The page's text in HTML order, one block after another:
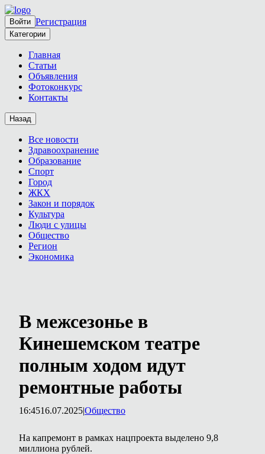
Войти Регистрация
Категории
Главная
Статьи
Объявления
Фотоконкурс
Контакты
Назад
Все новости
Здравоохранение
Образование
Спорт
Город
ЖКХ
Закон и порядок
Культура
Люди с улицы
Общество
Регион
Экономика
В межсезонье в
Кинешемском театре
полным ходом идут
ремонтные работы
16:4516.07.2025|Общество
На капремонт в рамках нацпроекта выделено 9,8
миллиона рублей.